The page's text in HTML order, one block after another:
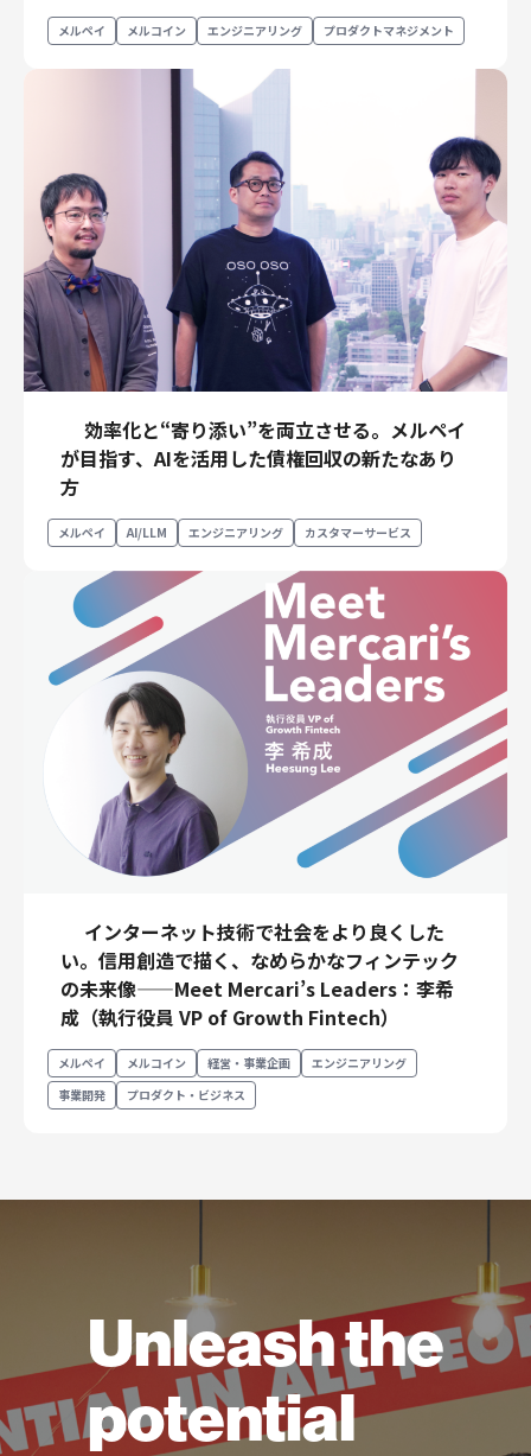
メルペイ メルコイン エンジニアリング プロダクトマネジメント
効率化と“寄り添い”を両立させる。メルペイ
が目指す、AIを活用した債権回収の新たなあり
方
メルペイ AI/LLM エンジニアリング カスタマーサービス
インターネット技術で社会をより良くした
い。信用創造で描く、なめらかなフィンテック
の未来像——Meet Mercari’s Leaders：李希
成（執行役員 VP of Growth Fintech）
メルペイ メルコイン 経営・事業企画
エンジニアリング
事業開発
プロダクト・ビジネス
Unleash the
potential